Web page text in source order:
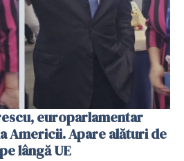
europarlamentar
Americii. Apare alături de
lângă UE